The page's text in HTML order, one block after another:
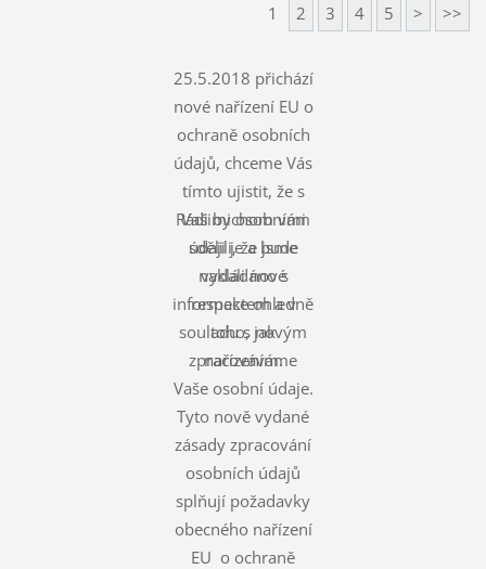
1 2 3 4 5 > >>
25.5.2018 přichází
nové nařízení EU o
ochraně osobních
údajů, chceme Vás
tímto ujistit, že s
Vašimi osobními
údaji je a bude
nakládáno s
respektem a v
souladu s novým
nařízením.
Rádi bychom vám
sdělili, že jsme
vydali nové
informace ohledně
toho, jak
zpracováváme
Vaše osobní údaje.
Tyto nově vydané
zásady zpracování
osobních údajů
splňují požadavky
obecného nařízení
EU o ochraně